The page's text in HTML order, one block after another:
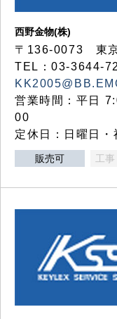
西野金物(株)
〒136-0073 東
TEL：
営業時間：平日
00
定休日：日曜日・
販売可 工